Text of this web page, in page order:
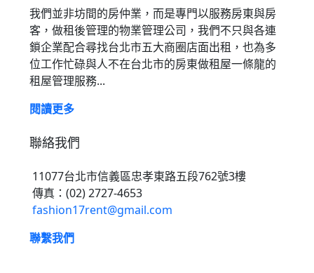
我們並非坊間的房仲業，而是專門以服務房東與房
客，做租後管理的物業管理公司，我們不只與各連
鎖企業配合尋找台北市五大商圈店面出租，也為多
位工作忙碌與人不在台北市的房東做租屋一條龍的
租屋管理服務...
閱讀更多
聯絡我們
11077台北市信義區忠孝東路五段762號3樓
傳真：(02) 2727-4653
fashion17rent@gmail.com
聯繫我們